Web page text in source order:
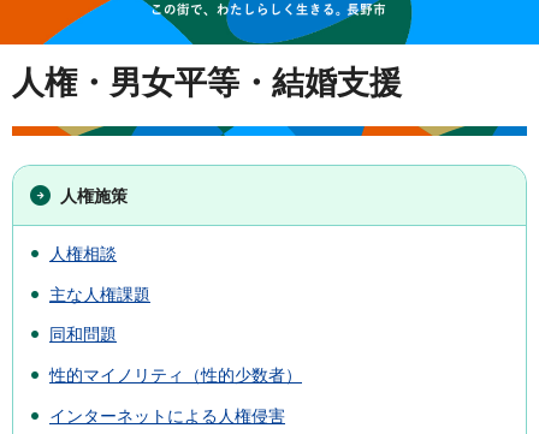
人権・男女平等・結婚支援
人権施策
人権相談
主な人権課題
同和問題
性的マイノリティ（性的少数者）
インターネットによる人権侵害